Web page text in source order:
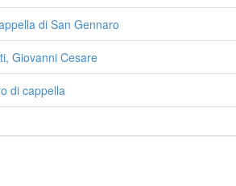
di San Gennaro
Giovanni Cesare
di cappella